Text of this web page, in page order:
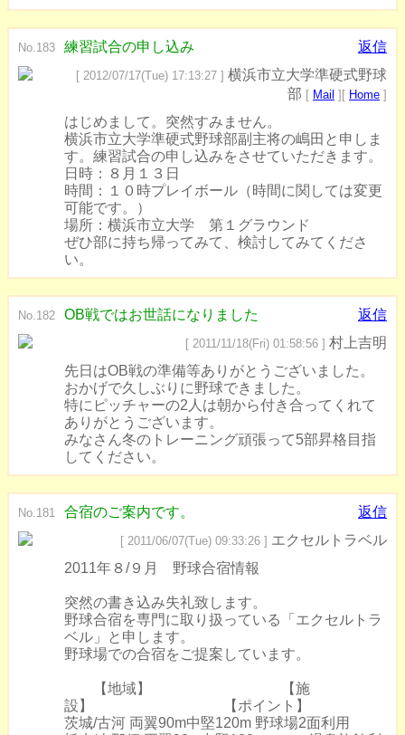
No.183 練習試合の申し込み 返信
[ 2012/07/17(Tue) 17:13:27 ] 横浜市立大学準硬式野球
部 [ Mail ][ Home ]
はじめまして。突然すみません。
横浜市立大学準硬式野球部副主将の嶋田と申しま
す。練習試合の申し込みをさせていただきます。
日時：８月１３日
時間：１０時プレイボール（時間に関しては変更
可能です。）
場所：横浜市立大学 第１グラウンド
ぜひ部に持ち帰ってみて、検討してみてくださ
い。
No.182 OB戦ではお世話になりました 返信
[ 2011/11/18(Fri) 01:58:56 ] 村上吉明
先日はOB戦の準備等ありがとうございました。
おかげで久しぶりに野球できました。
特にピッチャーの2人は朝から付き合ってくれて
ありがとうございます。
みなさん冬のトレーニング頑張って5部昇格目指
してください。
No.181 合宿のご案内です。 返信
[ 2011/06/07(Tue) 09:33:26 ] エクセルトラベル
2011年８/９月 野球合宿情報
突然の書き込み失礼致します。
野球合宿を専門に取り扱っている「エクセルトラ
ベル」と申します。
野球場での合宿をご提案しています。
【地域】 【施
設】 【ポイント】
茨城/古河 両翼90m中堅120m 野球場2面利用